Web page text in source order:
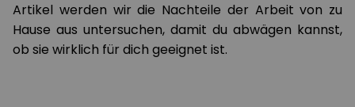
Artikel werden wir die Nachteile der Arbeit von zu
Hause aus untersuchen, damit du abwägen kannst,
ob sie wirklich für dich geeignet ist.